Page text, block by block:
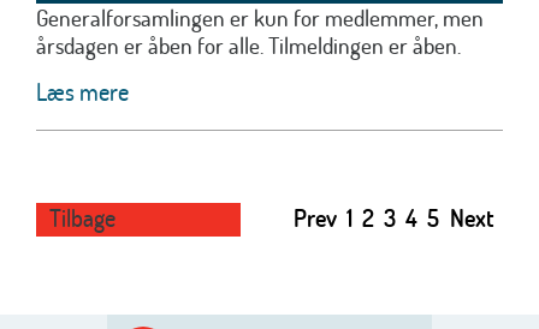
Generalforsamlingen er kun for medlemmer, men
årsdagen er åben for alle. Tilmeldingen er åben.
Læs mere
Tilbage Prev 1 2 3 4 5 Next